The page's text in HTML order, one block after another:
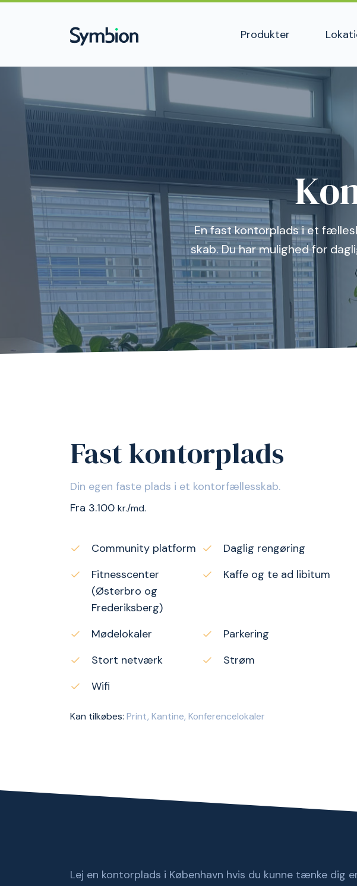
Produkter
En fast kontorplads i et
skab. Du har mulighed for
Fast kontorplads
Din egen faste plads i et kontorfællesskab.
Fra 3.100 kr./md.
Community platform
Daglig rengøring
Fitnesscenter
(Østerbro og
Frederiksberg)
Kaffe og te ad libitum
Mødelokaler
Parkering
Stort netværk
Strøm
Wifi
Kan tilkøbes: Print, Kantine, Konferencelokaler